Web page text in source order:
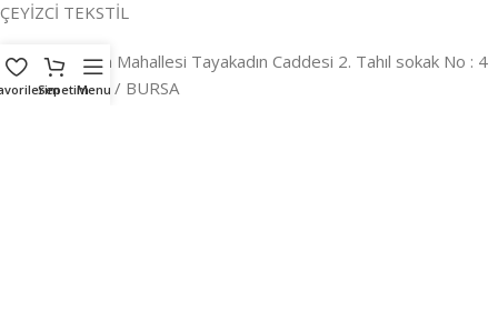
ÇEYİZCİ TEKSTİL
Adres:Reyhan Mahallesi Tayakadın Caddesi 2. Tahıl sokak No : 4
/ a Osmangazi / BURSA
SepetimMenu